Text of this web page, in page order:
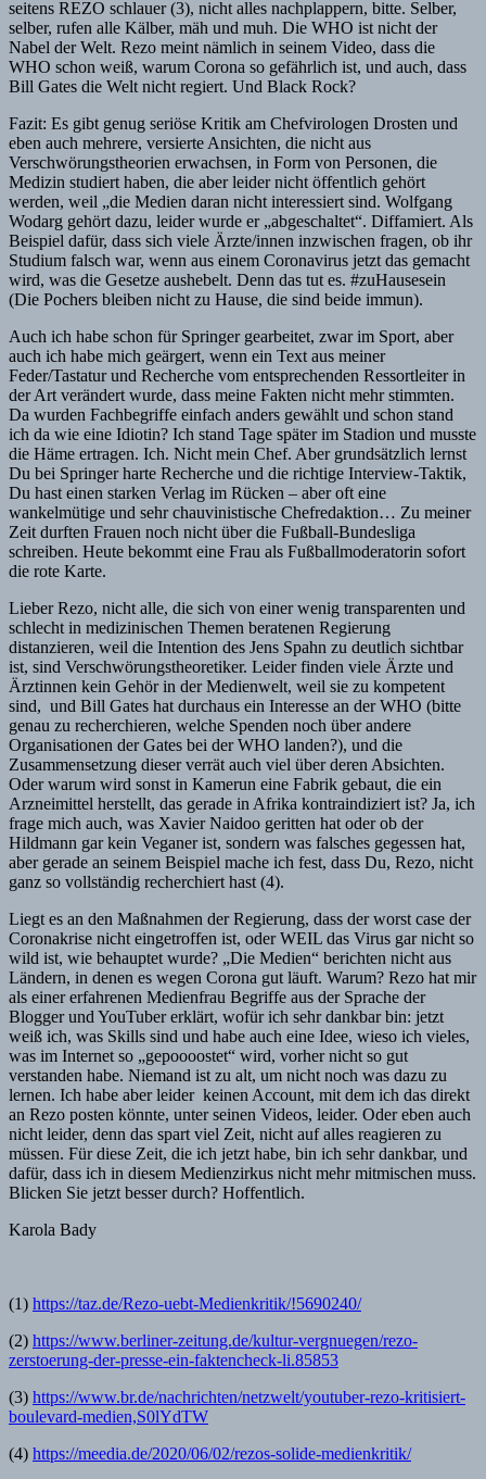
seitens REZO schlauer (3), nicht alles nachplappern, bitte. Selber,
selber, rufen alle Kälber, mäh und muh. Die WHO ist nicht der
Nabel der Welt. Rezo meint nämlich in seinem Video, dass die
WHO schon weiß, warum Corona so gefährlich ist, und auch, dass
Bill Gates die Welt nicht regiert. Und Black Rock?
Fazit: Es gibt genug seriöse Kritik am Chefvirologen Drosten und
eben auch mehrere, versierte Ansichten, die nicht aus
Verschwörungstheorien erwachsen, in Form von Personen, die
Medizin studiert haben, die aber leider nicht öffentlich gehört
werden, weil „die Medien daran nicht interessiert sind. Wolfgang
Wodarg gehört dazu, leider wurde er „abgeschaltet“. Diffamiert. Als
Beispiel dafür, dass sich viele Ärzte/innen inzwischen fragen, ob ihr
Studium falsch war, wenn aus einem Coronavirus jetzt das gemacht
wird, was die Gesetze aushebelt. Denn das tut es. #zuHausesein
(Die Pochers bleiben nicht zu Hause, die sind beide immun).
Auch ich habe schon für Springer gearbeitet, zwar im Sport, aber
auch ich habe mich geärgert, wenn ein Text aus meiner
Feder/Tastatur und Recherche vom entsprechenden Ressortleiter in
der Art verändert wurde, dass meine Fakten nicht mehr stimmten.
Da wurden Fachbegriffe einfach anders gewählt und schon stand
ich da wie eine Idiotin? Ich stand Tage später im Stadion und musste
die Häme ertragen. Ich. Nicht mein Chef. Aber grundsätzlich lernst
Du bei Springer harte Recherche und die richtige Interview-Taktik,
Du hast einen starken Verlag im Rücken – aber oft eine
wankelmütige und sehr chauvinistische Chefredaktion… Zu meiner
Zeit durften Frauen noch nicht über die Fußball-Bundesliga
schreiben. Heute bekommt eine Frau als Fußballmoderatorin sofort
die rote Karte.
Lieber Rezo, nicht alle, die sich von einer wenig transparenten und
schlecht in medizinischen Themen beratenen Regierung
distanzieren, weil die Intention des Jens Spahn zu deutlich sichtbar
ist, sind Verschwörungstheoretiker. Leider finden viele Ärzte und
Ärztinnen kein Gehör in der Medienwelt, weil sie zu kompetent
sind, und Bill Gates hat durchaus ein Interesse an der WHO (bitte
genau zu recherchieren, welche Spenden noch über andere
Organisationen der Gates bei der WHO landen?), und die
Zusammensetzung dieser verrät auch viel über deren Absichten.
Oder warum wird sonst in Kamerun eine Fabrik gebaut, die ein
Arzneimittel herstellt, das gerade in Afrika kontraindiziert ist? Ja, ich
frage mich auch, was Xavier Naidoo geritten hat oder ob der
Hildmann gar kein Veganer ist, sondern was falsches gegessen hat,
aber gerade an seinem Beispiel mache ich fest, dass Du, Rezo, nicht
ganz so vollständig recherchiert hast (4).
Liegt es an den Maßnahmen der Regierung, dass der worst case der
Coronakrise nicht eingetroffen ist, oder WEIL das Virus gar nicht so
wild ist, wie behauptet wurde? „Die Medien“ berichten nicht aus
Ländern, in denen es wegen Corona gut läuft. Warum? Rezo hat mir
als einer erfahrenen Medienfrau Begriffe aus der Sprache der
Blogger und YouTuber erklärt, wofür ich sehr dankbar bin: jetzt
weiß ich, was Skills sind und habe auch eine Idee, wieso ich vieles,
was im Internet so „gepoooostet“ wird, vorher nicht so gut
verstanden habe. Niemand ist zu alt, um nicht noch was dazu zu
lernen. Ich habe aber leider keinen Account, mit dem ich das direkt
an Rezo posten könnte, unter seinen Videos, leider. Oder eben auch
nicht leider, denn das spart viel Zeit, nicht auf alles reagieren zu
müssen. Für diese Zeit, die ich jetzt habe, bin ich sehr dankbar, und
dafür, dass ich in diesem Medienzirkus nicht mehr mitmischen muss.
Blicken Sie jetzt besser durch? Hoffentlich.
Karola Bady
(1) https://taz.de/Rezo-uebt-Medienkritik/!5690240/
(2) https://www.berliner-zeitung.de/kultur-vergnuegen/rezo-
zerstoerung-der-presse-ein-faktencheck-li.85853
(3) https://www.br.de/nachrichten/netzwelt/youtuber-rezo-kritisiert-
boulevard-medien,S0lYdTW
(4) https://meedia.de/2020/06/02/rezos-solide-medienkritik/